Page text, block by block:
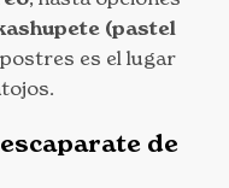
(pastel
es el lugar
de